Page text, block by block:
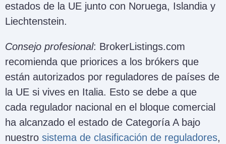
estados de la UE junto con Noruega, Islandia y
Liechtenstein.
Consejo profesional: BrokerListings.com
recomienda que priorices a los brókers que
están autorizados por reguladores de países de
la UE si vives en Italia. Esto se debe a que
cada regulador nacional en el bloque comercial
ha alcanzado el estado de Categoría A bajo
nuestro sistema de clasificación de reguladores,